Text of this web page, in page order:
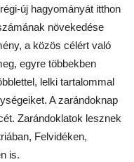
új hagyományát itthon
növekedése
a közös célért való
egyre többekben
lelki tartalommal
A zarándoknap
Zarándoklatok lesznek
Felvidéken,
is.